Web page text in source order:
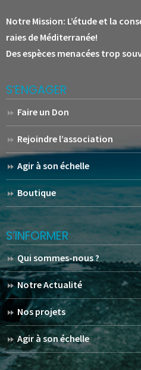
Notre Mission: L’étude et la
raies de Méditerranée!
Des espèces menacées trop
S’ENGAGER
Faire un Don
Rejoindre l’association
Agir à son échelle
Boutique
S’INFORMER
Qui sommes-nous ?
Notre Actualité
Nos projets
Agir à son échelle